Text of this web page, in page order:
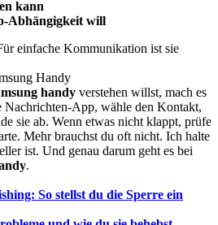
kann
Abhängigkeit will
einfache Kommunikation ist sie
Handy
handy verstehen willst, mach es
App, wähle den Kontakt,
sie ab. Wenn etwas nicht klappt, prüfe
Mehr brauchst du oft nicht. Ich halte
ist. Und genau darum geht es bei
.
So stellst du die Sperre ein